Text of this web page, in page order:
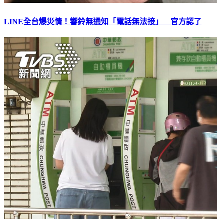
LINE全台爆災情！響鈴無通知「電話無法接」 官方認了